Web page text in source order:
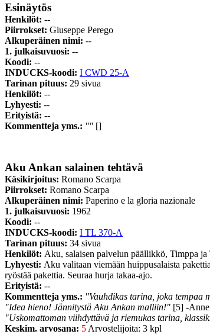
Esinäytös
Henkilöt: --
Piirrokset: Giuseppe Perego
Alkuperäinen nimi: --
1. julkaisuvuosi: --
Koodi: --
INDUCKS-koodi: I CWD 25-A
Tarinan pituus: 29 sivua
Henkilöt: --
Lyhyesti: --
Erityistä: --
Kommentteja yms.: "" []
Aku Ankan salainen tehtävä
Käsikirjoitus: Romano Scarpa
Piirrokset: Romano Scarpa
Alkuperäinen nimi: Paperino e la gloria nazionale
1. julkaisuvuosi: 1962
Koodi: --
INDUCKS-koodi: I TL 370-A
Tarinan pituus: 34 sivua
Henkilöt: Aku, salaisen palvelun päällikkö, Timppa ja
Lyhyesti: Aku valitaan viemään huippusalaista
ryöstää pakettia. Seuraa hurja takaa-ajo.
Erityistä: --
Kommentteja yms.: "Vauhdikas tarina, joka tempaa
"Idea hieno! Jännitystä Aku Ankan malliin!" [5] -Anne
"Uskomattoman viihdyttävä ja riemukas tarina,
Keskim. arvosana: 5 Arvostelijoita: 3 kpl